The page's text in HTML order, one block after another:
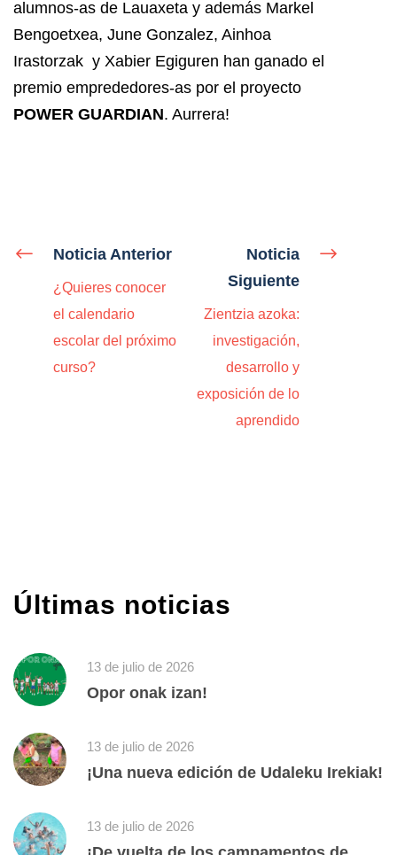
alumnos-as de Lauaxeta y además Markel
Bengoetxea, June Gonzalez, Ainhoa
Irastorzak y Xabier Egiguren han ganado el
premio emprededores-as por el proyecto
POWER GUARDIAN. Aurrera!
Noticia Anterior
¿Quieres conocer
el calendario
escolar del próximo
curso?
Noticia
Siguiente
Zientzia azoka:
investigación,
desarrollo y
exposición de lo
aprendido
Últimas noticias
13 de julio de 2026
Opor onak izan!
13 de julio de 2026
¡Una nueva edición de Udaleku Irekiak!
13 de julio de 2026